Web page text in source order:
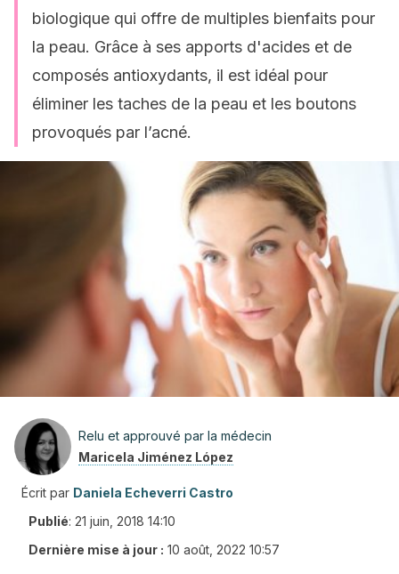
biologique qui offre de multiples bienfaits pour
la peau. Grâce à ses apports d'acides et de
composés antioxydants, il est idéal pour
éliminer les taches de la peau et les boutons
provoqués par l’acné.
Relu et approuvé par la médecin
Maricela Jiménez López
Écrit par Daniela Echeverri Castro
Publié: 21 juin, 2018 14:10
Dernière mise à jour : 10 août, 2022 10:57